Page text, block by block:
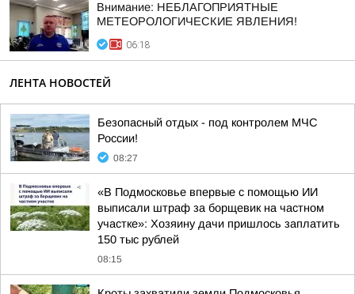
Внимание: НЕБЛАГОПРИЯТНЫЕ
МЕТЕОРОЛОГИЧЕСКИЕ ЯВЛЕНИЯ!
06:18
ЛЕНТА НОВОСТЕЙ
Безопасный отдых - под контролем МЧС
России!
08:27
«В Подмосковье впервые с помощью ИИ
выписали штраф за борщевик на частном
участке»: Хозяину дачи пришлось заплатить
150 тыс рублей
08:15